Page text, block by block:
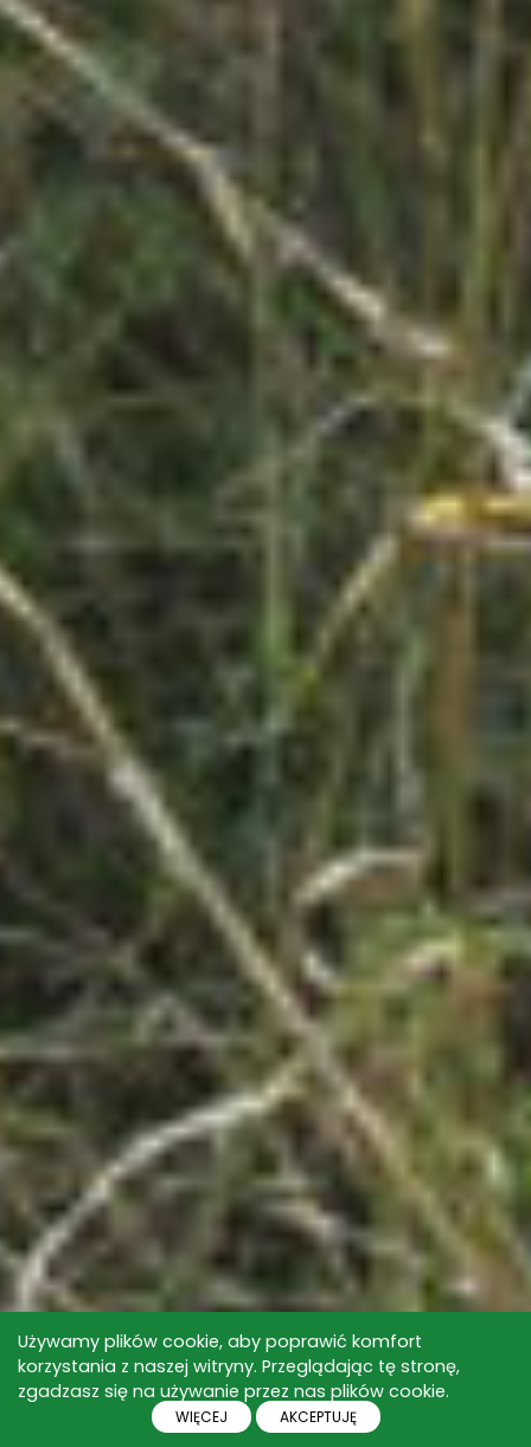
Używamy plików cookie, aby poprawić komfort
korzystania z naszej witryny. Przeglądając tę stronę,
zgadzasz się na używanie przez nas plików cookie.
WIĘCEJ AKCEPTUJĘ